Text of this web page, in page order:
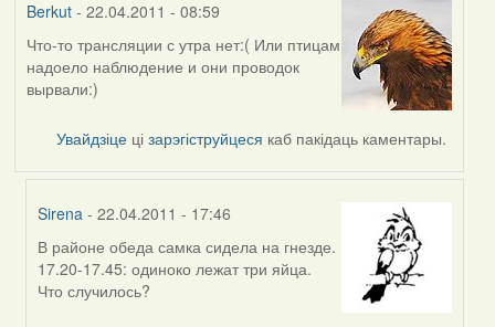
Berkut- 22.04.2011 - 08:59
Что-то трансляции с утра нет:( Или птицам
надоело наблюдение и они проводок
вырвали:)
Увайдзіце цізарэгіструйцеся каб пакідаць каментары.
Sirena - 22.04.2011 - 17:46
In
reply
to
В районе обеда самка сидела на гнезде.
17.20-17.45: одиноко лежат три яйца.
Что случилось?